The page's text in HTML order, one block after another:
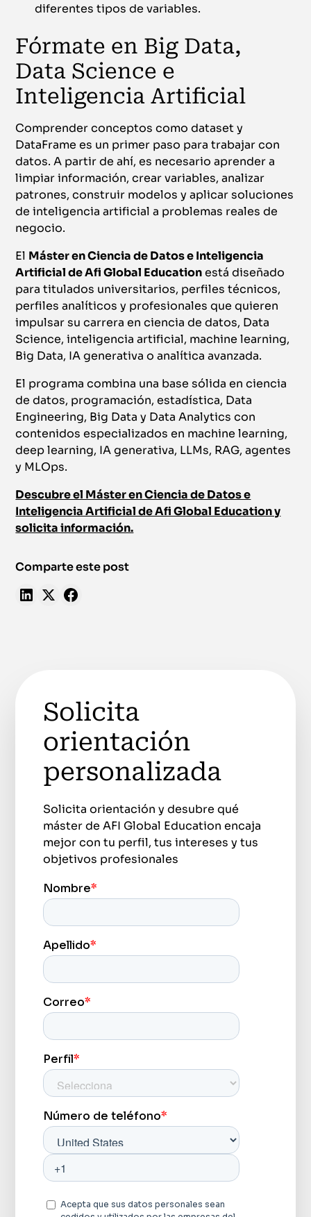
diferentes tipos de variables.
Fórmate en Big Data,
Data Science e
Inteligencia Artificial
Comprender conceptos como dataset y
DataFrame es un primer paso para trabajar con
datos. A partir de ahí, es necesario aprender a
limpiar información, crear variables, analizar
patrones, construir modelos y aplicar soluciones
de inteligencia artificial a problemas reales de
negocio.
El Máster en Ciencia de Datos e Inteligencia
Artificial de Afi Global Educationestá diseñado
para titulados universitarios, perfiles técnicos,
perfiles analíticos y profesionales que quieren
impulsar su carrera en ciencia de datos, Data
Science, inteligencia artificial, machine learning,
Big Data, IA generativa o analítica avanzada.
El programa combina una base sólida en ciencia
de datos, programación, estadística, Data
Engineering, Big Data y Data Analytics con
contenidos especializados en machine learning,
deep learning, IA generativa, LLMs, RAG, agentes
y MLOps.
Descubre el Máster en Ciencia de Datos e
Inteligencia Artificial de Afi Global Education y
solicita información.
Comparte este post
Solicita
orientación
personalizada
Solicita orientación y desubre qué
máster de AFI Global Education encaja
mejor con tu perfil, tus intereses y tus
objetivos profesionales